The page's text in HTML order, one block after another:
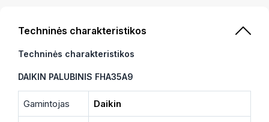
Techninės charakteristikos
Techninės charakteristikos
DAIKIN PALUBINIS FHA35A9
Gamintojas Daikin